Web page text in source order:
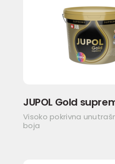
JUPOL Gold
Visoko pokrivna
boja